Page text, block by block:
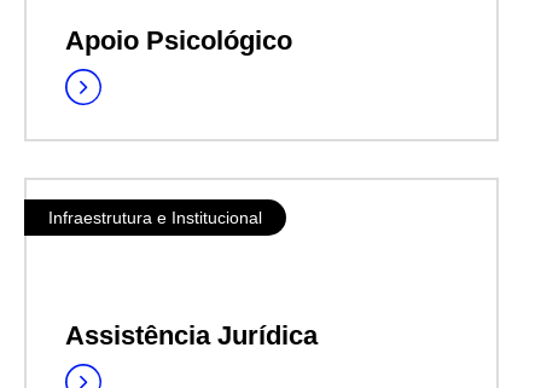
Apoio Psicológico
Infraestrutura e Institucional
Assistência Jurídica